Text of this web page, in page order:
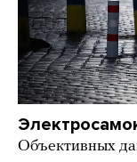
Объективных